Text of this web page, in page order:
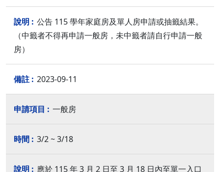
公告 115 學年家庭房及單人房申請或抽籤結果。
（中籤者不得再申請一般房，未中籤者請自行申請一般
房）
2023-09-11
一般房
3/2 ~ 3/18
應於 115 年 3 月 2 日至 3 月 18 日內至單一入口